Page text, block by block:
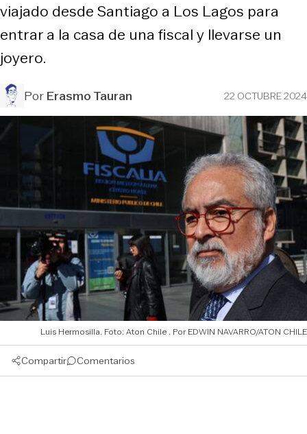
viajado desde Santiago a Los Lagos para
entrar a la casa de una fiscal y llevarse un
joyero.
PorErasmo Tauran 22 OCTUBRE 2024
Luis Hermosilla. Foto: Aton Chile EDWIN NAVARRO/ATON CHILE
Compartir Comentarios